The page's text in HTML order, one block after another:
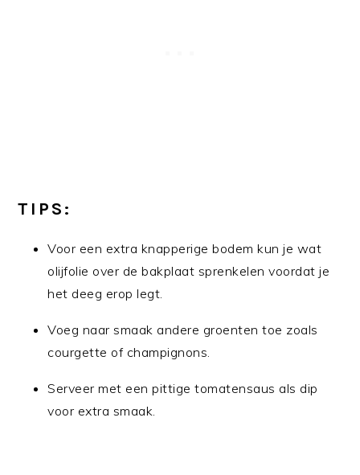
TIPS:
Voor een extra knapperige bodem kun je wat
olijfolie over de bakplaat sprenkelen voordat je
het deeg erop legt.
Voeg naar smaak andere groenten toe zoals
courgette of champignons.
Serveer met een pittige tomatensaus als dip
voor extra smaak.